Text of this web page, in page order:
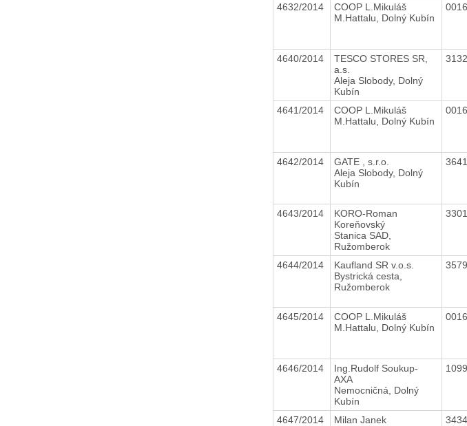
4632/2014
COOP L.Mikuláš
M.Hattalu, Dolný Kubín
4640/2014
TESCO STORES SR,
a.s.
Aleja Slobody, Dolný
Kubín
4641/2014
COOP L.Mikuláš
M.Hattalu, Dolný Kubín
4642/2014
GATE , s.r.o.
Aleja Slobody, Dolný
Kubín
4643/2014
KORO-Roman
Koreňovský
Stanica SAD,
Ružomberok
4644/2014
Kaufland SR v.o.s.
Bystrická cesta,
Ružomberok
4645/2014
COOP L.Mikuláš
M.Hattalu, Dolný Kubín
4646/2014
Ing.Rudolf Soukup-
AXA
Nemocničná, Dolný
Kubín
4647/2014
Milan Janek